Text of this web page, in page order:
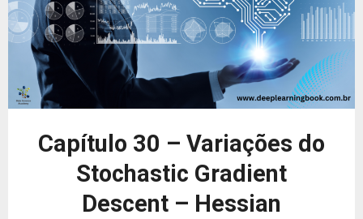
Capítulo 30 – Variações do
Stochastic Gradient
Descent – Hessian